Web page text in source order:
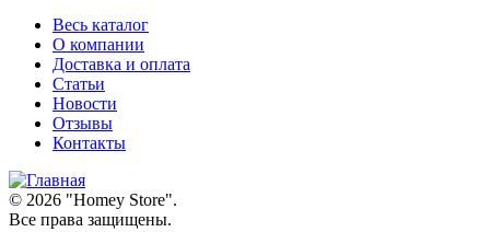
Весь каталог
О компании
Доставка и оплата
Статьи
Новости
Отзывы
Контакты
© 2026 "Homey Store".
Все права защищены.